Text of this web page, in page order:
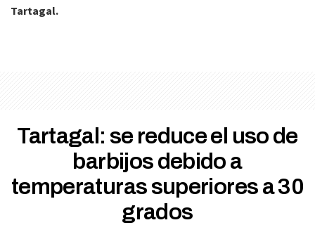
Tartagal.
Tartagal: se reduce el uso de
barbijos debido a
temperaturas superiores a 30
grados